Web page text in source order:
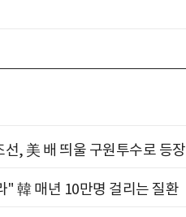
, 美 배 띄울 구원투수로 등장
" 韓 매년 10만명 걸리는 질환